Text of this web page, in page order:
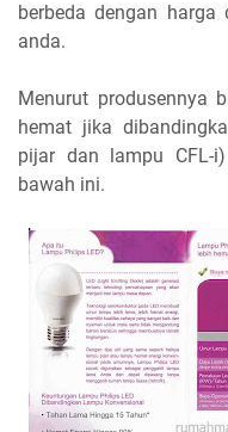
berbeda dengan
anda.
Menurut produsennya
hemat jika
pijar dan lampu CFL-
bawah ini.